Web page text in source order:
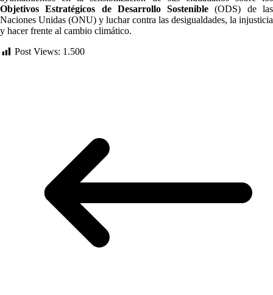
Objetivos Estratégicos de Desarrollo Sostenible (ODS) de las
Naciones Unidas (ONU) y luchar contra las desigualdades, la injusticia
y hacer frente al cambio climático.
Post Views: 1.500